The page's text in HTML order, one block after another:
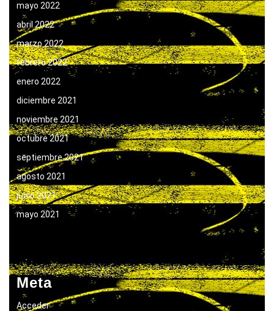
mayo 2022
abril 2022
marzo 2022
febrero 2022
enero 2022
diciembre 2021
noviembre 2021
octubre 2021
septiembre 2021
agosto 2021
junio 2021
mayo 2021
Meta
Acceder